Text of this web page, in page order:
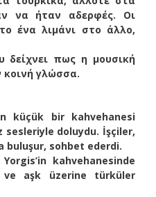
να ήταν αδερφές. Οι
ένα λιμάνι στο άλλο,
δείχνει πως η μουσική
κοινή γλώσσα.
küçük bir kahvehanesi
sesleriyle doluydu. İşçiler,
buluşur, sohbet ederdi.
kahvehanesinde
ve aşk üzerine türküler